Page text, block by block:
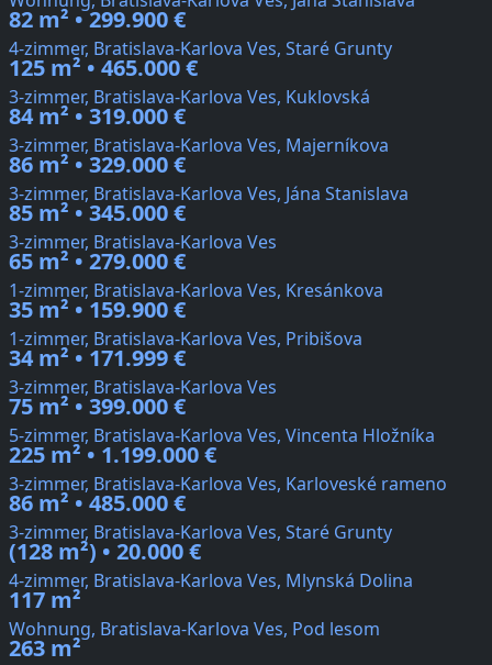
82 m² • 299.900 €
4-zimmer, Bratislava-Karlova Ves, Staré Grunty
125 m² • 465.000 €
3-zimmer, Bratislava-Karlova Ves, Kuklovská
84 m² • 319.000 €
3-zimmer, Bratislava-Karlova Ves, Majerníkova
86 m² • 329.000 €
3-zimmer, Bratislava-Karlova Ves, Jána Stanislava
85 m² • 345.000 €
3-zimmer, Bratislava-Karlova Ves
65 m² • 279.000 €
1-zimmer, Bratislava-Karlova Ves, Kresánkova
35 m² • 159.900 €
1-zimmer, Bratislava-Karlova Ves, Pribišova
34 m² • 171.999 €
3-zimmer, Bratislava-Karlova Ves
75 m² • 399.000 €
5-zimmer, Bratislava-Karlova Ves, Vincenta Hložníka
225 m² • 1.199.000 €
3-zimmer, Bratislava-Karlova Ves, Karloveské rameno
86 m² • 485.000 €
3-zimmer, Bratislava-Karlova Ves, Staré Grunty
(128 m²) • 20.000 €
4-zimmer, Bratislava-Karlova Ves, Mlynská Dolina
117 m²
Wohnung, Bratislava-Karlova Ves, Pod lesom
263 m²